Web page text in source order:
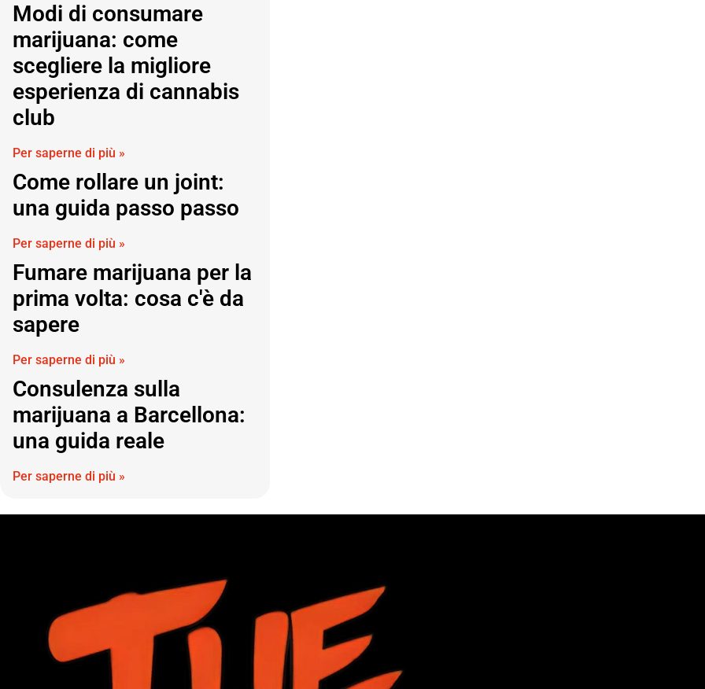
Modi di consumare
marijuana: come
scegliere la migliore
esperienza di cannabis
club
Per saperne di più »
Come rollare un joint:
una guida passo passo
Per saperne di più »
Fumare marijuana per la
prima volta: cosa c'è da
sapere
Per saperne di più »
Consulenza sulla
marijuana a Barcellona:
una guida reale
Per saperne di più »